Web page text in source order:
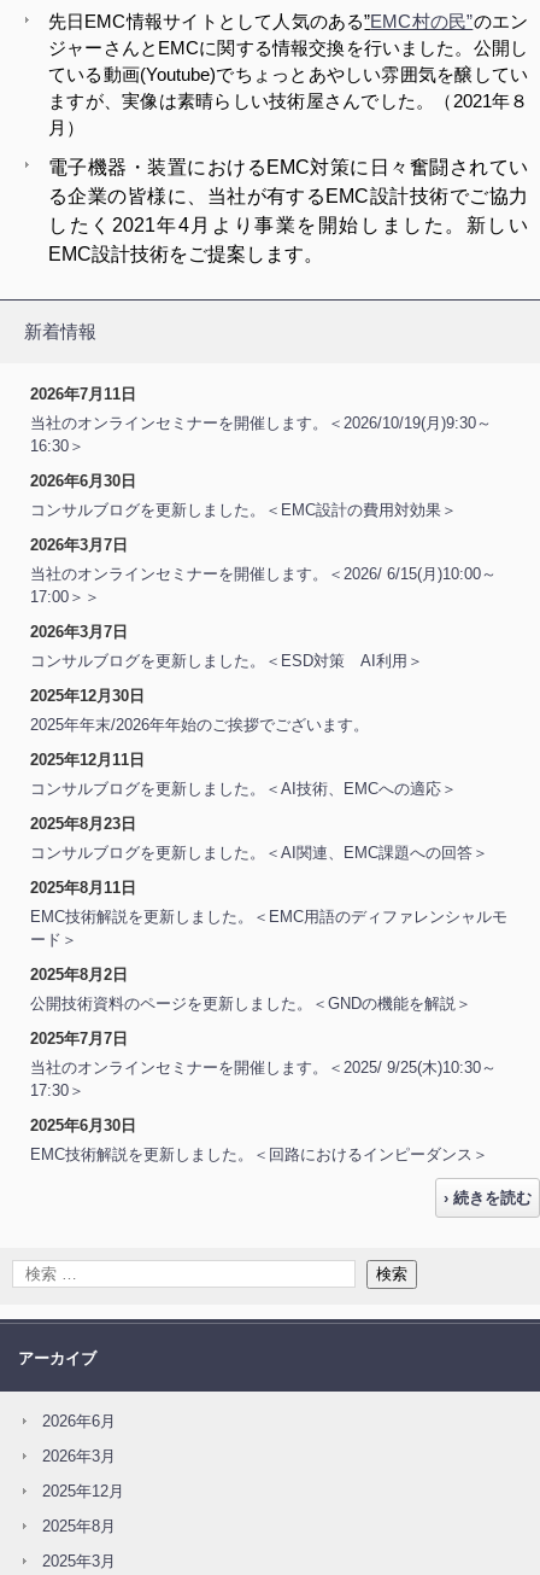
先日EMC情報サイトとして人気のある”EMC村の民”のエン
ジャーさんとEMCに関する情報交換を行いました。公開し
ている動画(Youtube)でちょっとあやしい雰囲気を醸してい
ますが、実像は素晴らしい技術屋さんでした。（2021年８
月）
電子機器・装置におけるEMC対策に日々奮闘されてい
る企業の皆様に、当社が有するEMC設計技術でご協力
したく2021年4月より事業を開始しました。新しい
EMC設計技術をご提案します。
新着情報
2026年7月11日
当社のオンラインセミナーを開催します。＜2026/10/19(月)9:30～
16:30＞
2026年6月30日
コンサルブログを更新しました。＜EMC設計の費用対効果＞
2026年3月7日
当社のオンラインセミナーを開催します。＜2026/ 6/15(月)10:00～
17:00＞＞
2026年3月7日
コンサルブログを更新しました。＜ESD対策 AI利用＞
2025年12月30日
2025年年末/2026年年始のご挨拶でございます。
2025年12月11日
コンサルブログを更新しました。＜AI技術、EMCへの適応＞
2025年8月23日
コンサルブログを更新しました。＜AI関連、EMC課題への回答＞
2025年8月11日
EMC技術解説を更新しました。＜EMC用語のディファレンシャルモ
ード＞
2025年8月2日
公開技術資料のページを更新しました。＜GNDの機能を解説＞
2025年7月7日
当社のオンラインセミナーを開催します。＜2025/ 9/25(木)10:30～
17:30＞
2025年6月30日
EMC技術解説を更新しました。＜回路におけるインピーダンス＞
› 続きを読む
アーカイブ
2026年6月
2026年3月
2025年12月
2025年8月
2025年3月